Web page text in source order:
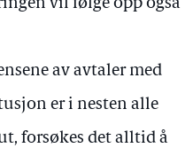
vil følge opp også
av avtaler med
er i nesten alle
forsøkes det alltid å